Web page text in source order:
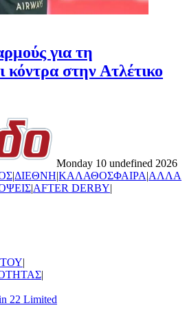
για τη
κόντρα στην Ατλέτικο
Monday 10 undefined 2026
|ΔΙΕΘΝΗ|ΚΑΛΑΘΟΣΦΑΙΡΑ|ΑΛΛΑ
|AFTER DERBY|
|
|
22 Limited